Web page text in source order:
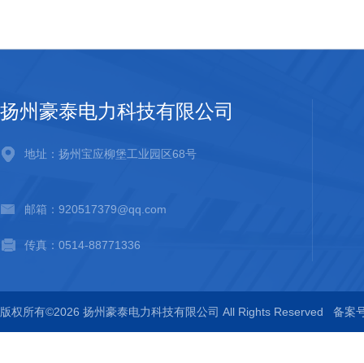
扬州豪泰电力科技有限公司
地址：扬州宝应柳堡工业园区68号
邮箱：920517379@qq.com
传真：0514-88771336
版权所有©2026 扬州豪泰电力科技有限公司 All Rights Reserved 备案